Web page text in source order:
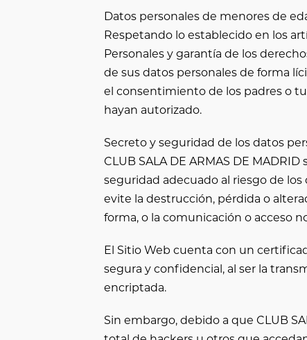
Datos personales de menores de
Respetando lo establecido en los
Personales y garantía de los
de sus datos personales de forma
el consentimiento de los padres o
hayan autorizado.
Secreto y seguridad de los datos
CLUB SALA DE ARMAS DE MADRID
seguridad adecuado al riesgo de
evite la destrucción, pérdida o
forma, o la comunicación o acceso
El Sitio Web cuenta con un
segura y confidencial, al ser la
encriptada.
Sin embargo, debido a que CLUB